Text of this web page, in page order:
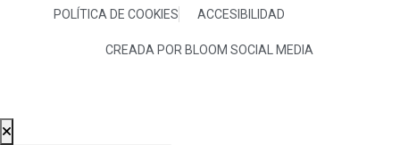
CREADA POR BLOOM SOCIAL MEDIA
POLÍTICA DE COOKIES
ACCESIBILIDAD